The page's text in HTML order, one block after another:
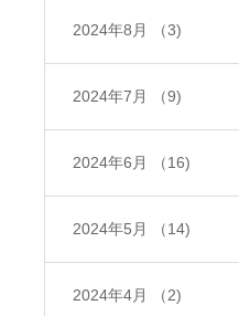
2024年8月 （3)
2024年7月 （9)
2024年6月 （16)
2024年5月 （14)
2024年4月 （2)